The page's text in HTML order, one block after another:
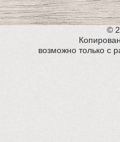
©
возможно только с